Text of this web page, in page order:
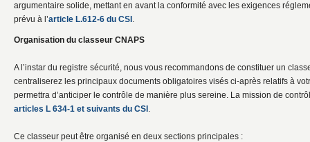
argumentaire solide, mettant en avant la conformité avec les exigences
prévu à l’article L.612-6 du CSI .
Organisation du classeur CNAPS
A l’instar du registre sécurité, nous vous recommandons de constituer un
centraliserez les principaux documents obligatoires visés ci-après relatifs à
permettra d’anticiper le contrôle de manière plus sereine. La mission de
articles L 634-1 et suivants du CSI .
Ce classeur peut être organisé en deux sections principales :